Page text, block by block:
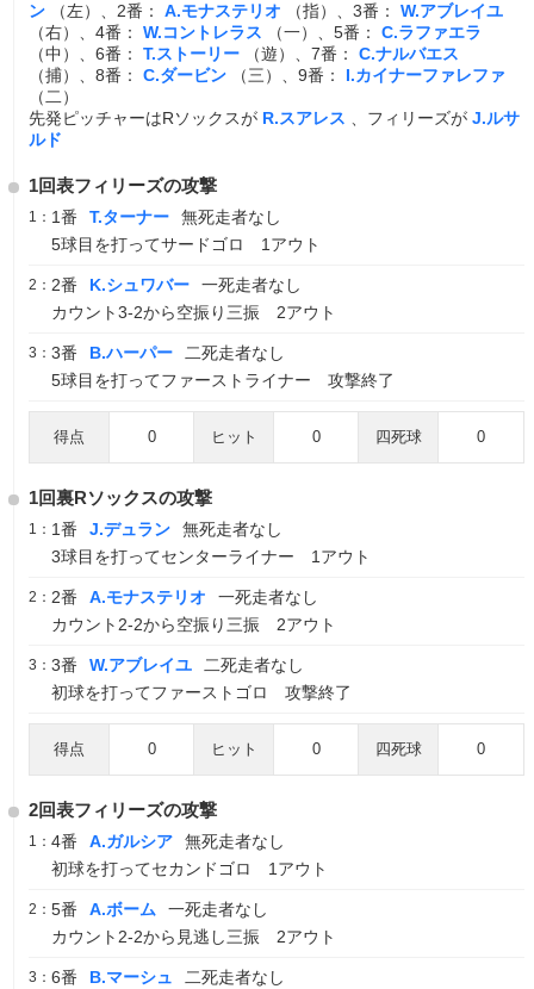
ン
（左）、2番： A.モナステリオ （指）、3番：
W.アブレイユ
（右）、4番：
W.コントレラス （一）、5番：
C.ラファエラ
（中）、6番：
T.ストーリー （遊）、7番：
C.ナルバエス
（捕）、8番：
C.ダービン （三）、9番：
I.カイナーファレファ
（二）
先発ピッチャーはRソックスが R.スアレス 、フィリーズが J.ルサ
ルド
1回表フィリーズの攻撃
1： 1番 T.ターナー
無死走者なし
5球目を打ってサードゴロ 1アウト
2： 2番 K.シュワバー
一死走者なし
カウント3-2から空振り三振 2アウト
3： 3番 B.ハーパー
二死走者なし
5球目を打ってファーストライナー 攻撃終了
得点 0 ヒット 0 四死球 0
1回裏Rソックスの攻撃
1： 1番 J.デュラン
無死走者なし
3球目を打ってセンターライナー 1アウト
2： 2番 A.モナステリオ
一死走者なし
カウント2-2から空振り三振 2アウト
3： 3番 W.アブレイユ
二死走者なし
初球を打ってファーストゴロ 攻撃終了
得点 0 ヒット 0 四死球 0
2回表フィリーズの攻撃
1： 4番 A.ガルシア
無死走者なし
初球を打ってセカンドゴロ 1アウト
2： 5番 A.ボーム
一死走者なし
カウント2-2から見逃し三振 2アウト
3： 6番 B.マーシュ
二死走者なし